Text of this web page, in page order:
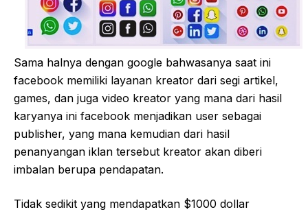
Sama halnya dengan google bahwasanya saat ini
facebook memiliki layanan kreator dari segi artikel,
games, dan juga video kreator yang mana dari hasil
karyanya ini facebook menjadikan user sebagai
publisher, yang mana kemudian dari hasil
penanyangan iklan tersebut kreator akan diberi
imbalan berupa pendapatan.
Tidak sedikit yang mendapatkan $1000 dollar